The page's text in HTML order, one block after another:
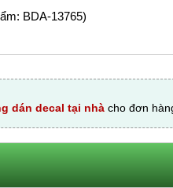
BDA-13765)
dán decal tại nhà cho đơn